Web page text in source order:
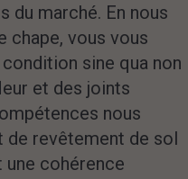
du marché. En nous
chape, vous vous
sine qua non
et des joints
nous
revêtement de sol
une cohérence